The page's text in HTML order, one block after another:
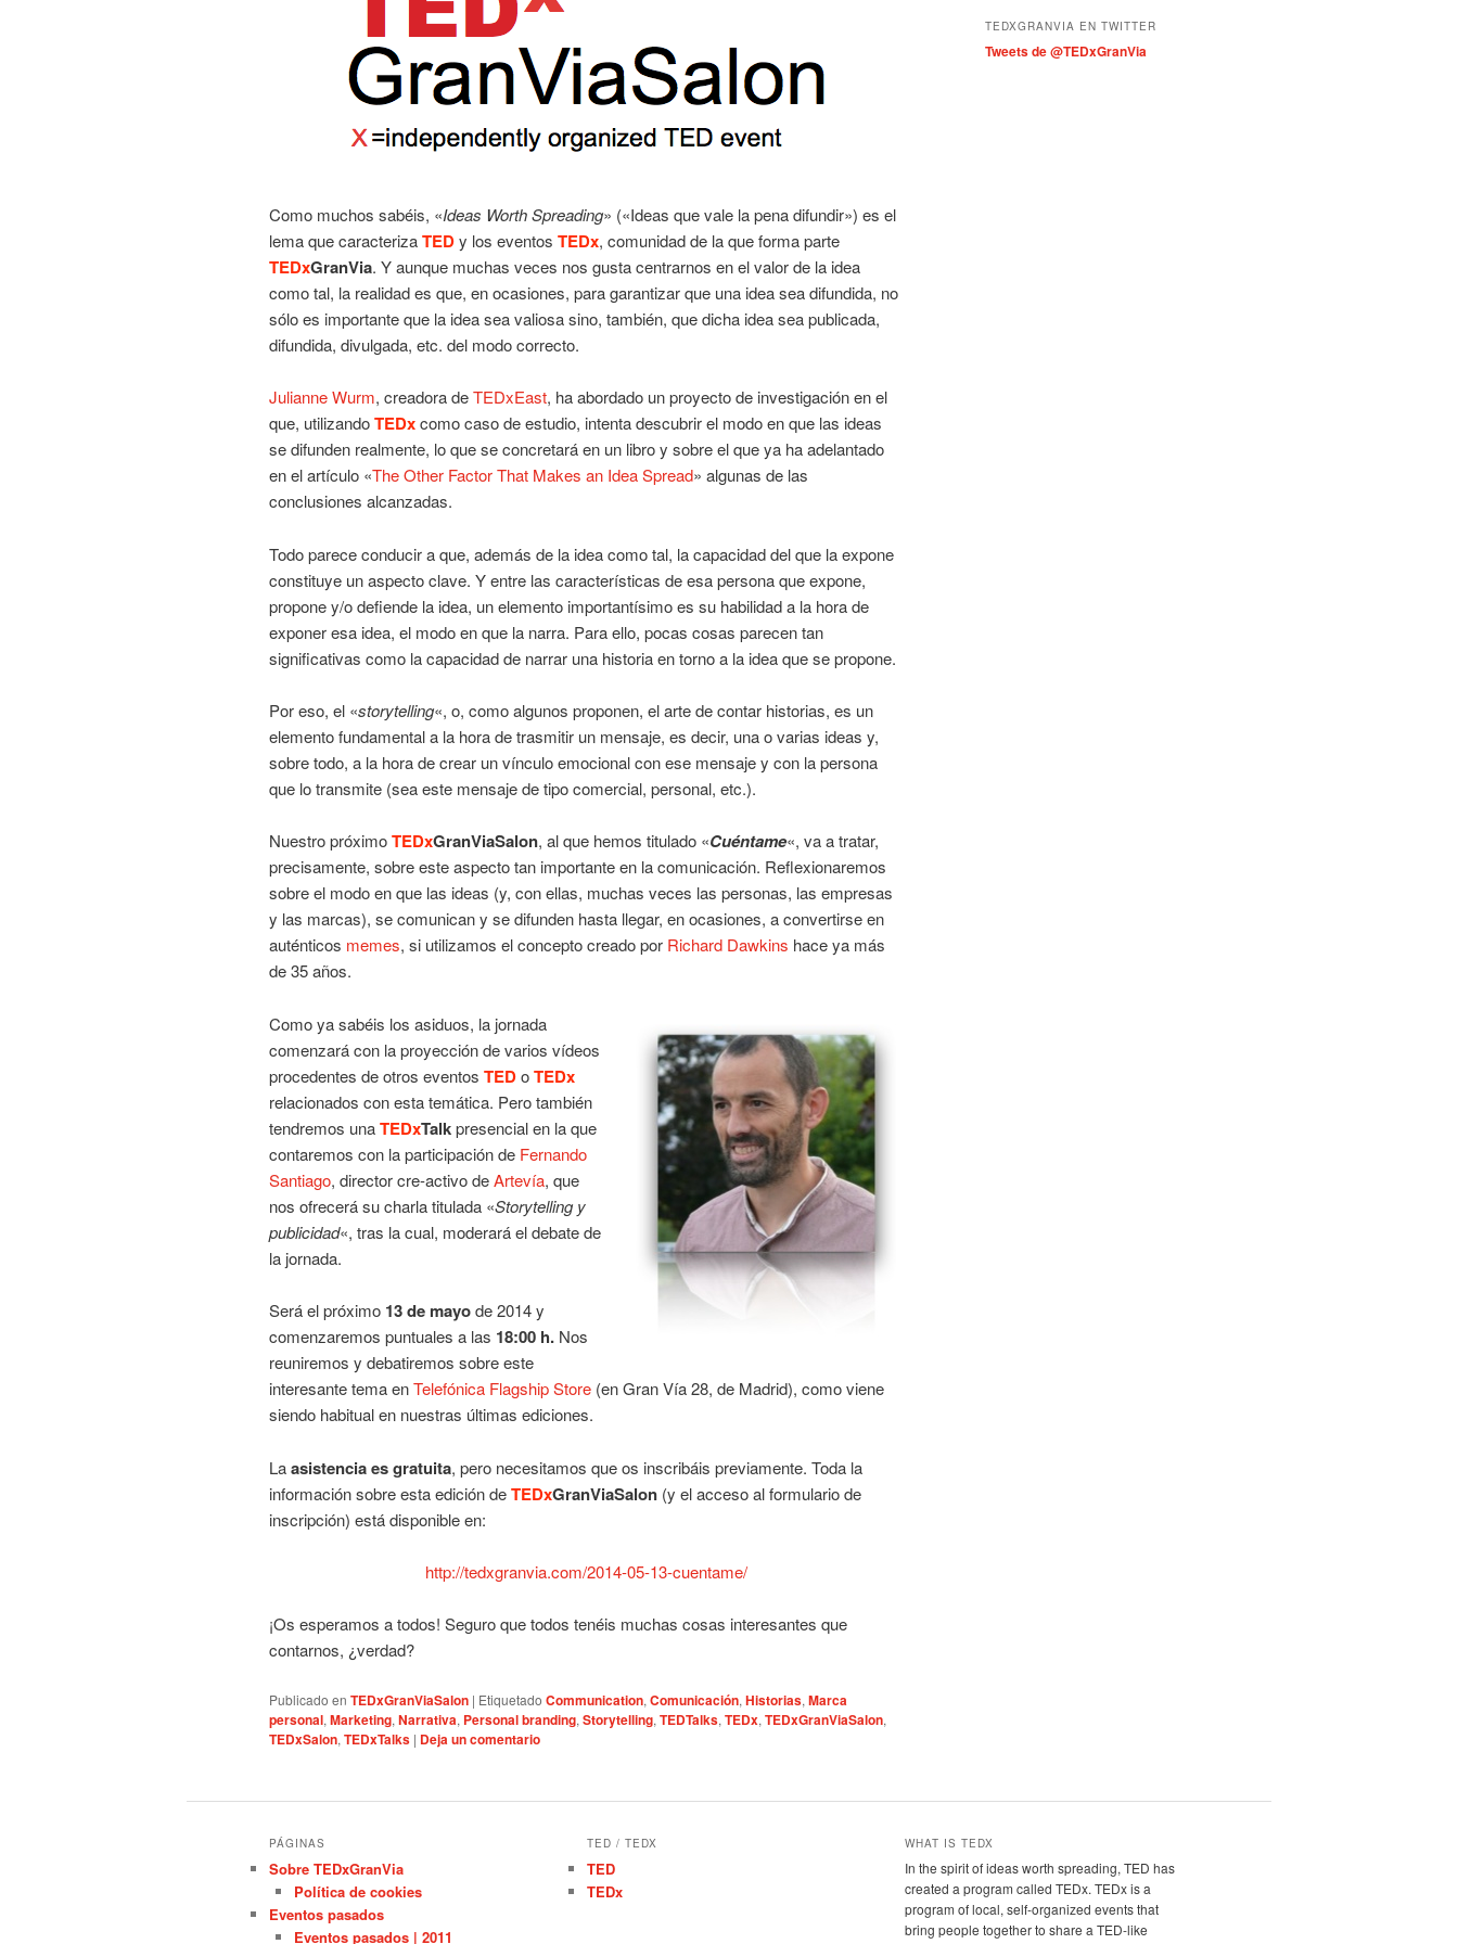
Como muchos sabéis, «Ideas Worth Spreading» («Ideas que vale la pena difundir») es el
lema que caracterizaTEDy los eventos TEDx, comunidad de la que forma parte
TEDxGranVia. Y aunque muchas veces nos gusta centrarnos en el valor de la idea
como tal, la realidad es que, en ocasiones, para garantizar que una idea sea difundida, no
sólo es importante que la idea sea valiosa sino, también, que dicha idea sea publicada,
difundida, divulgada, etc. del modo correcto.
Julianne Wurm, creadora deTEDxEast, ha abordado un proyecto de investigación en el
que, utilizandoTEDxcomo caso de estudio, intenta descubrir el modo en que las ideas
se difunden realmente, lo que se concretará en un libro y sobre el que ya ha adelantado
en el artículo «The Other Factor That Makes an Idea Spread» algunas de las
conclusiones alcanzadas.
Todo parece conducir a que, además de la idea como tal, la capacidad del que la expone
constituye un aspecto clave. Y entre las características de esa persona que expone,
propone y/o defiende la idea, un elemento importantísimo es su habilidad a la hora de
exponer esa idea, el modo en que la narra. Para ello, pocas cosas parecen tan
significativas como la capacidad de narrar una historia en torno a la idea que se propone.
Por eso, el «storytelling«, o, como algunos proponen, el arte de contar historias, es un
elemento fundamental a la hora de trasmitir un mensaje, es decir, una o varias ideas y,
sobre todo, a la hora de crear un vínculo emocional con ese mensaje y con la persona
que lo transmite (sea este mensaje de tipo comercial, personal, etc.).
Nuestro próximoTEDxGranViaSalon, al que hemos titulado «Cuéntame«, va a tratar,
precisamente, sobre este aspecto tan importante en la comunicación. Reflexionaremos
sobre el modo en que las ideas (y, con ellas, muchas veces las personas, las empresas
y las marcas), se comunican y se difunden hasta llegar, en ocasiones, a convertirse en
auténticos memes, si utilizamos el concepto creado por Richard Dawkins hace ya más
de 35 años.
Como ya sabéis los asiduos, la jornada
comenzará con la proyección de varios vídeos
procedentes de otros eventos TEDoTEDx
relacionados con esta temática. Pero también
tendremos unaTEDxTalkpresencial en la que
contaremos con la participación de Fernando
Santiago, director cre-activo deArtevía, que
nos ofrecerá su charla titulada «Storytelling y
publicidad«, tras la cual, moderará el debate de
la jornada.
Será el próximo 13 de mayode 2014 y
comenzaremos puntuales a las 18:00 h. Nos
reuniremos y debatiremos sobre este
interesante tema enTelefónica Flagship Store (en Gran Vía 28, de Madrid), como viene
siendo habitual en nuestras últimas ediciones.
Laasistencia es gratuita, pero necesitamos que os inscribáis previamente. Toda la
información sobre esta edición deTEDxGranViaSalon (y el acceso al formulario de
inscripción) está disponible en:
http://tedxgranvia.com/2014-05-13-cuentame/
¡Os esperamos a todos! Seguro que todos tenéis muchas cosas interesantes que
contarnos, ¿verdad?
Publicado en TEDxGranViaSalon | Etiquetado Communication, Comunicación, Historias, Marca
personal, Marketing, Narrativa, Personal branding, Storytelling, TEDTalks, TEDx, TEDxGranViaSalon,
TEDxSalon, TEDxTalks | Deja un comentario
a
s
TEDXGRANVIA EN TWITTER
Tweets de @TEDxGranVia
PÁGINAS
Sobre TEDxGranVia
Política de cookies
Eventos pasados
Eventos pasados | 2011
TED / TEDX
TED
TEDx
WHAT IS TEDX
In the spirit of ideas worth spreading, TED has
created a program called TEDx. TEDx is a
program of local, self-organized events that
bring people together to share a TED-like